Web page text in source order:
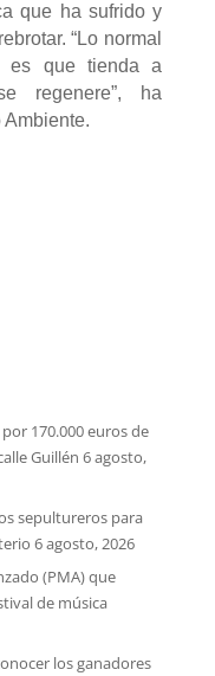
que ha sufrido y
“Lo normal
es que tienda a
regenere”, ha
170.000 euros de
Guillén 6 agosto,
sepultureros para
6 agosto, 2026
(PMA) que
de música
los ganadores